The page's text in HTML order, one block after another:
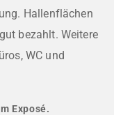
Hallenflächen
bezahlt. Weitere
WC und
Exposé.